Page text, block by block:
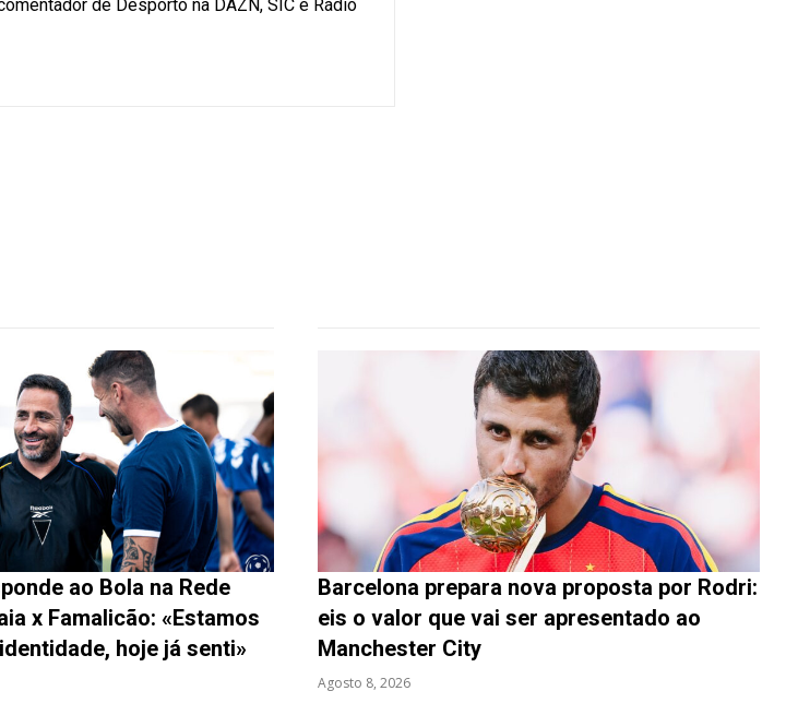
de Desporto na DAZN, SIC e Rádio
ao Bola na Rede
x Famalicão: «Estamos
hoje já senti»
Barcelona prepara nova proposta por Rodri:
eis o valor que vai ser apresentado ao
Manchester City
Agosto 8, 2026